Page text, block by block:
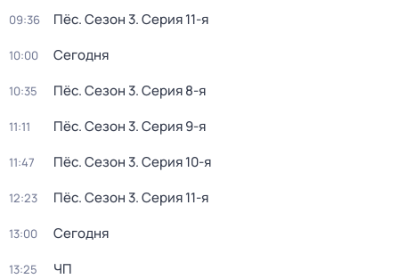
09:36 Пёс. Сезон 3. Серия 11-я
10:00 Сегодня
10:35 Пёс. Сезон 3. Серия 8-я
11:11 Пёс. Сезон 3. Серия 9-я
11:47 Пёс. Сезон 3. Серия 10-я
12:23 Пёс. Сезон 3. Серия 11-я
13:00 Сегодня
13:25 ЧП